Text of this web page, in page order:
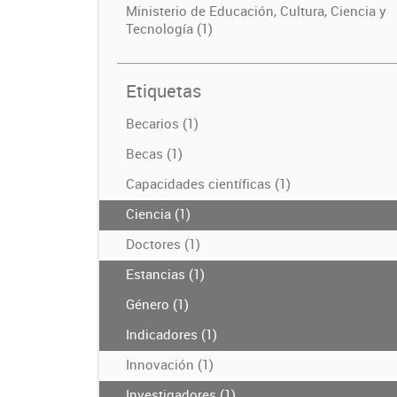
Ministerio de Educación, Cultura, Ciencia y
Tecnología (1)
Etiquetas
Becarios (1)
Becas (1)
Capacidades científicas (1)
Ciencia (1)
Doctores (1)
Estancias (1)
Género (1)
Indicadores (1)
Innovación (1)